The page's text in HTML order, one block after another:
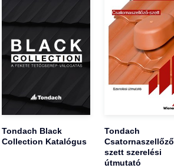
Tondach Black
Collection Katalógus
Tondach
Csatornaszellőző
szett szerelési
útmutató